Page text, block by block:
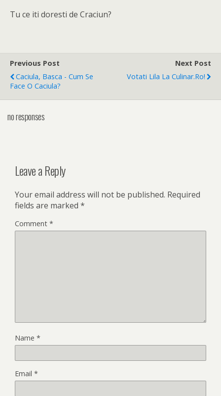
Tu ce iti doresti de Craciun?
Previous Post
Caciula, Basca - Cum Se
Face O Caciula?
Next Post
Votati Lila La Culinar.ro!
no responses
Leave a Reply
Your email address will not be published. Required
fields are marked *
Comment *
Name *
Email *